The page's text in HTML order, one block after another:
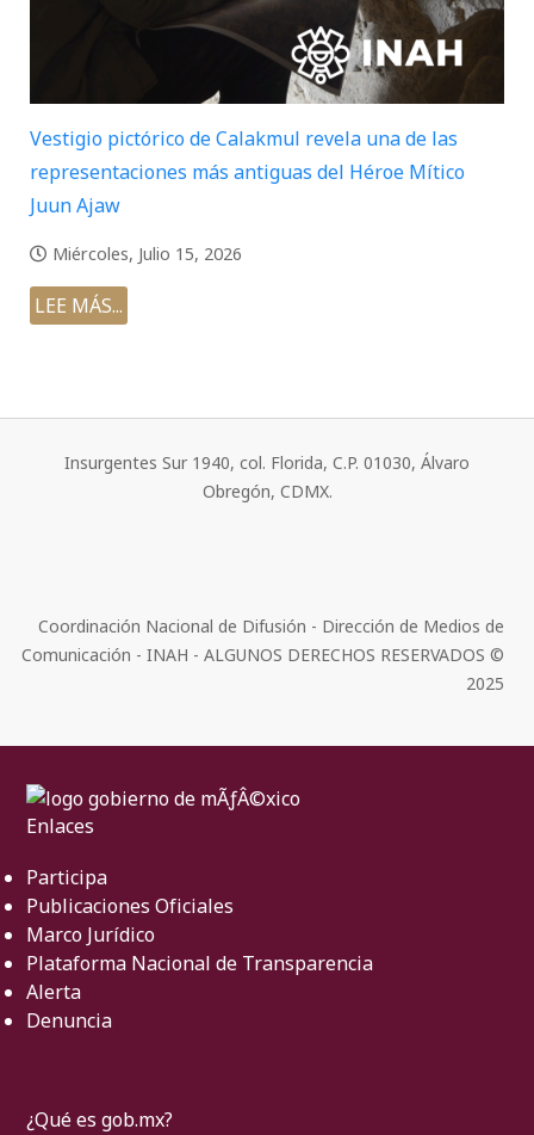
Vestigio pictórico de Calakmul revela una de las
representaciones más antiguas del Héroe Mítico
Juun Ajaw
Miércoles, Julio 15, 2026
LEE MÁS...
Insurgentes Sur 1940, col. Florida, C.P. 01030, Álvaro
Obregón, CDMX.
Coordinación Nacional de Difusión - Dirección de Medios de
Comunicación - INAH - ALGUNOS DERECHOS RESERVADOS ©
2025
Enlaces
Participa
Publicaciones Oficiales
Marco Jurídico
Plataforma Nacional de Transparencia
Alerta
Denuncia
¿Qué es gob.mx?